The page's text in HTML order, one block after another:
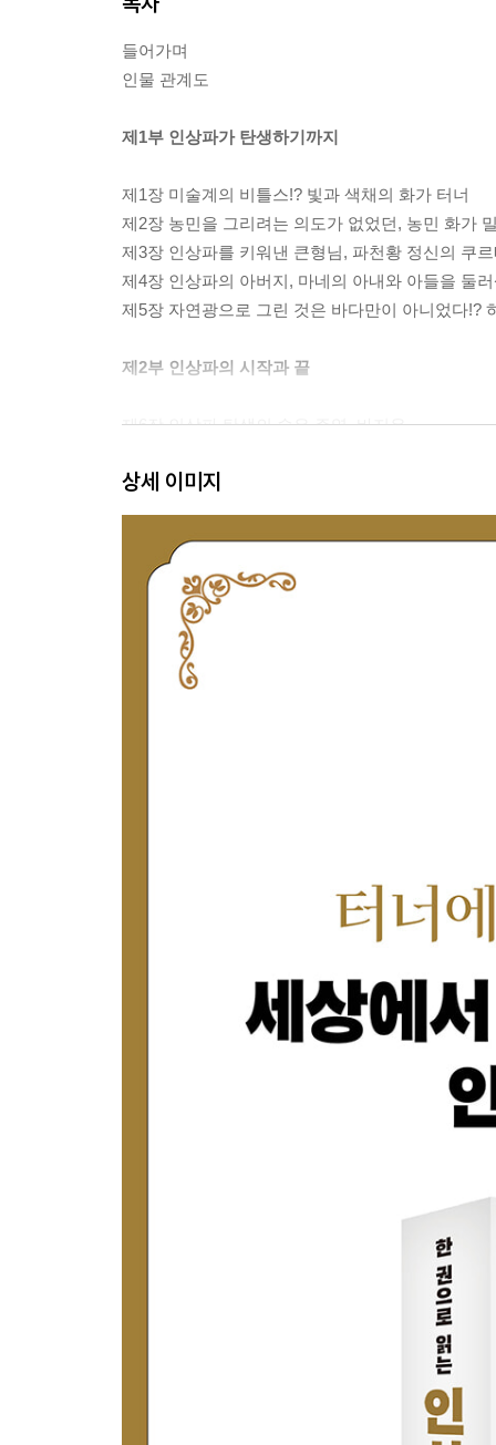
들어가며
인물 관계도
제1부 인상파가 탄생하기까지
제1장 미술계의 비틀스!? 빛과 색채의 화가 터너
제2장 농민을 그리려는 의도가 없었던, 농민 화가
제3장 인상파를 키워낸 큰형님, 파천황 정신의 쿠
제4장 인상파의 아버지, 마네의 아내와 아들을 둘
제5장 자연광으로 그린 것은 바다만이 아니었다!?
제2부 인상파의 시작과 끝
제6장 인상파 탄생의 숨은 주역, 바지유
제8장 인물 묘사에 적합하지 않아서 필촉 분할 기
제9장 흐르는 물처럼 평생 인상파를 고수한 시슬레
제10장 인상파전의 개최와 폐회는 모두 피사로의
제11장 인상파의 이단아, 드가의 숨기지 못한 은밀
제12장 미국에 인상파를 소개하고 드가를 끝까지
제13장 파리 부르주아 문화인 서클의 중심에 있던
제14장 생전에도 사후에도 인상파를 후원한 부호
* 인상파 전시회- 총 8회의 기록
제18장 감정이 넘쳐서 왜곡된 고흐의 그림과 인생
상세 이미지